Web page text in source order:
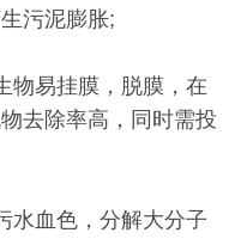
污泥膨胀;
易挂膜，脱膜，在
去除率高，同时需投
血色，分解大分子